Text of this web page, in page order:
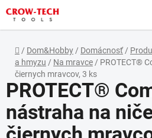
Prejsť
na
obsah
Domov
/ Dom&Hobby / Domácnosť /
a hmyzu / Na mravce / PROTECT®
čiernych mravcov, 3 ks
PROTECT®
nástraha na